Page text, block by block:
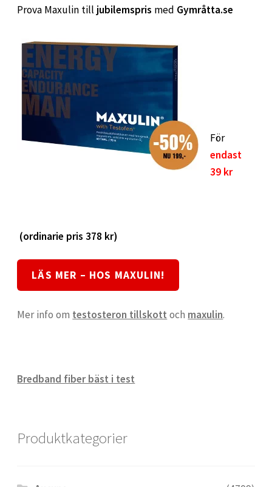
Prova Maxulin till jubilemspris med Gymråtta.se
För
endast
39 kr
(ordinarie pris 378 kr)
LÄS MER – HOS MAXULIN!
Mer info om testosteron tillskott och maxulin.
Bredband fiber bäst i test
Produktkategorier